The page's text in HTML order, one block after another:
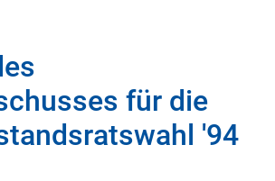
für die
'94